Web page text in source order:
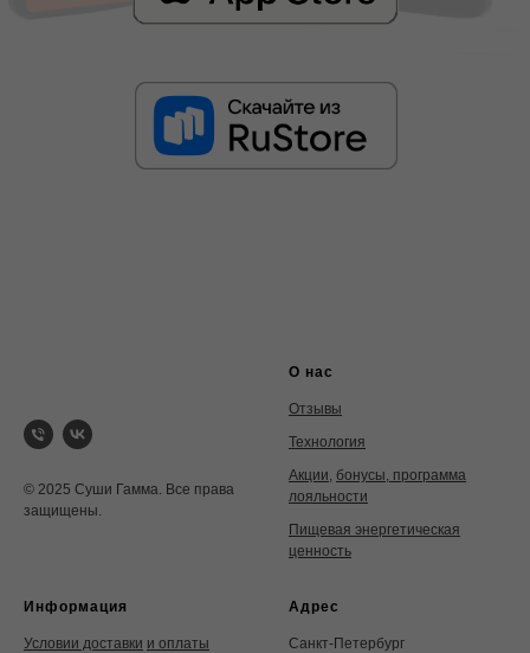
© 2025 Суши Гамма. Все права
защищены.
О нас
Отзывы
Технология
Акции, бонусы, программа
лояльности
Пищевая энергетическая
ценность
Информация
Условии доставки и оплаты
Адрес
Санкт-Петербург